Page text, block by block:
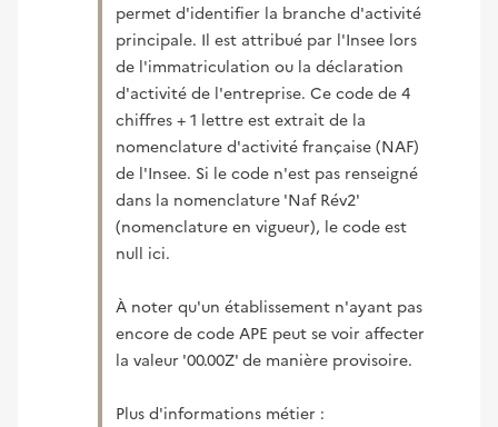
permet d'identifier la branche d'activité
principale. Il est attribué par l'Insee lors
de l'immatriculation ou la déclaration
d'activité de l'entreprise. Ce code de 4
chiffres + 1 lettre est extrait de la
nomenclature d'activité française (NAF)
de l'Insee. Si le code n'est pas renseigné
dans la nomenclature 'Naf Rév2'
(nomenclature en vigueur), le code est
null ici.
À noter qu'un établissement n'ayant pas
encore de code APE peut se voir affecter
la valeur '00.00Z' de manière provisoire.
Plus d'informations métier :